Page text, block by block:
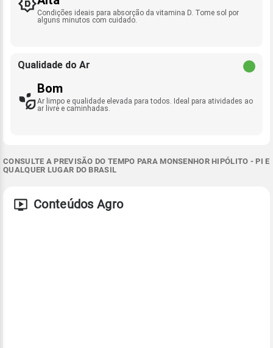
Condições ideais para absorção da vitamina D. Tome sol por
alguns minutos com cuidado.
Qualidade do Ar
Bom
Ar limpo e qualidade elevada para todos. Ideal para atividades ao
ar livre e caminhadas.
CONSULTE A PREVISÃO DO TEMPO PARA MONSENHOR HIPÓLITO - PI E
QUALQUER LUGAR DO BRASIL
Conteúdos Agro